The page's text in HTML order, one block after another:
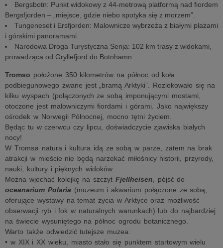
Bergsbotn: Punkt widokowy z 44-metrową platformą nad fiordem
Bergsfjorden – „miejsce, gdzie niebo spotyka się z morzem”.
Tungeneset i Ersfjorden: Malownicze wybrzeża z białymi plażami
i górskimi panoramami.
Narodowa Droga Turystyczna Senja: 102 km trasy z widokami,
prowadząca od Gryllefjord do Botnhamn.
Tromso położone 350 kilometrów na północ od koła
podbiegunowego zwane jest „bramą Arktyki”. Rozlokowało się na
kilku wyspach (połączonych ze sobą imponującymi mostami,
otoczone jest malowniczymi fiordami i górami. Jako największy
ośrodek w Norwegii Północnej, mocno tętni życiem.
Będąc tu w czerwcu czy lipcu, doświadczycie zjawiska białych
nocy!
W Tromsø natura i kultura idą ze sobą w parze, zatem na brak
atrakcji w mieście nie będą narzekać miłośnicy historii, przyrody,
nauki, kultury i pięknych widoków.
Można wjechać kolejkę na szczyt Fjellheisen , pójść do
oceanarium Polaria (muzeum i akwarium połączone ze sobą,
oferujące wystawy na temat życia w Arktyce oraz możliwość
obserwacji ryb i fok w naturalnych warunkach) lub do najbardziej
na świecie wysuniętego na północ ogrodu botanicznego.
Warto także odwiedzić tutejsze muzea:
• w XIX i XX wieku, miasto stało się punktem startowym wielu